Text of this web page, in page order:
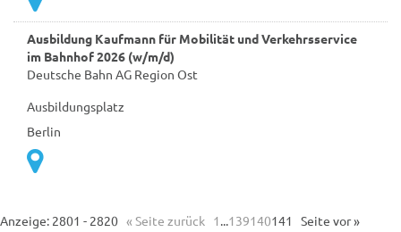
Ausbildung Kaufmann für Mobilität und Verkehrsservice
im Bahnhof 2026 (w/m/d)
Deutsche Bahn AG Region Ost
Ausbildungsplatz
Berlin
Anzeige: 2801 - 2820 « Seite zurück 1 ...139140141 Seite vor »